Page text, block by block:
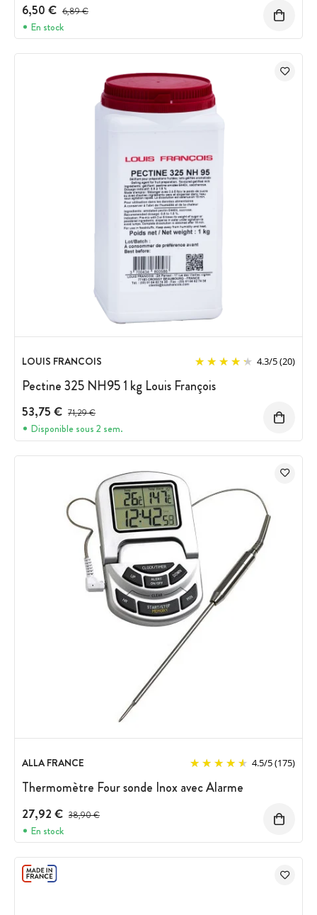
6,50 € Prix avant réduction :
6,89 €
En stock
LOUIS FRANCOIS 4.3/5(20)
Pectine 325 NH95 1 kg Louis François
53,75 € Prix avant réduction :
71,29 €
Disponible sous 2 sem.
ALLA FRANCE 4.5/5(175)
Thermomètre Four sonde Inox avec Alarme
27,92 € Prix avant réduction :
38,90 €
En stock